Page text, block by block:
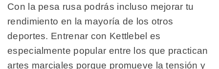
Con la pesa rusa podrás incluso mejorar tu
rendimiento en la mayoría de los otros
deportes. Entrenar con Kettlebel es
especialmente popular entre los que practican
artes marciales porque promueve la tensión y